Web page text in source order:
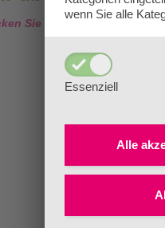
wenn Sie alle
Essenziell
Alle
Sie HIER für alle Infos